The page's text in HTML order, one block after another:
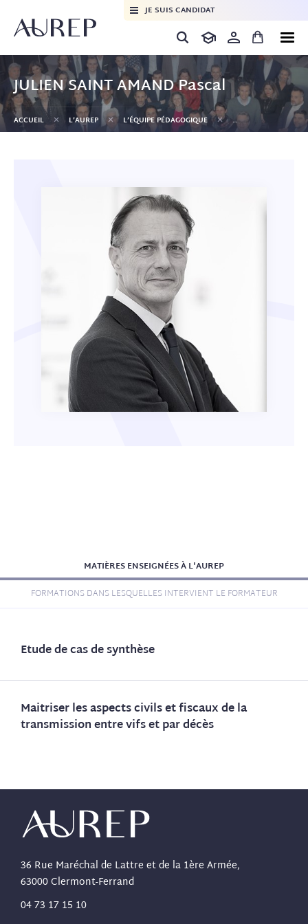
JE SUIS CANDIDAT
JULIEN SAINT AMAND Pascal
ACCUEIL+ L’AUREP + L’ÉQUIPE PÉDAGOGIQUE+JULIEN SAINT
MATIÈRES ENSEIGNÉES À L'AUREP
FORMATIONS DANS LESQUELLES INTERVIENT LE FORMATEUR
Etude de cas de synthèse
Maitriser les aspects civils et fiscaux de la
transmission entre vifs et par décès
36 Rue Maréchal de Lattre et de la 1ère Armée,
63000 Clermont-Ferrand
04 73 17 15 10